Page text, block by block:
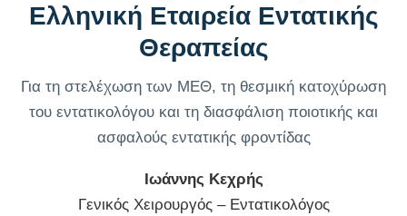
Ελληνική Εταιρεία Εντατικής
Θεραπείας
Για τη στελέχωση των ΜΕΘ, τη θεσμική κατοχύρωση
του εντατικολόγου και τη διασφάλιση ποιοτικής και
ασφαλούς εντατικής φροντίδας
Ιωάννης Κεχρής
Γενικός Χειρουργός – Εντατικολόγος